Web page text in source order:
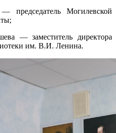
председатель Могилевской
— заместитель директора
им. В.И. Ленина.